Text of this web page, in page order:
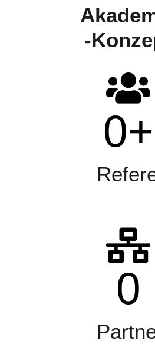
-
0+
0